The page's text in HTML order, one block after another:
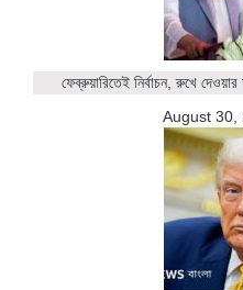
ফেব্রুয়ারিতেই নির্বাচন, রুখে
August 30,